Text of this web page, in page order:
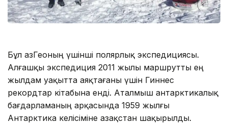
Бұл ҚазГеоның үшінші полярлық экспедициясы.
Алғашқы экспедиция 2011 жылы маршрутты ең
жылдам уақытта аяқтағаны үшін Гиннес
рекордтар кітабына енді. Аталмыш антарктикалық
бағдарламаның арқасында 1959 жылғы
Антарктика келісіміне Қазақстан шақырылды.